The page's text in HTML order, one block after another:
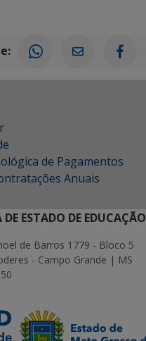
de Pagamentos
Anuais
DE ESTADO DE EDUCAÇÃO
de Barros 1779 - Bloco 5
- Campo Grande | MS